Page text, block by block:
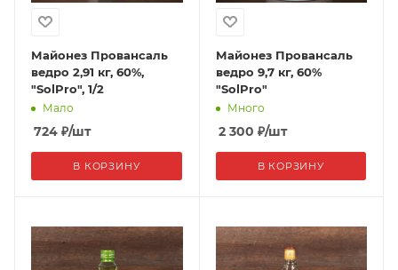
Майонез Провансаль
ведро 2,91 кг, 60%,
"SolPro", 1/2
Мало
724 ₽/шт
В КОРЗИНУ
Майонез Провансаль
ведро 9,7 кг, 60%
"SolPro"
Много
2 300 ₽/шт
В КОРЗИНУ